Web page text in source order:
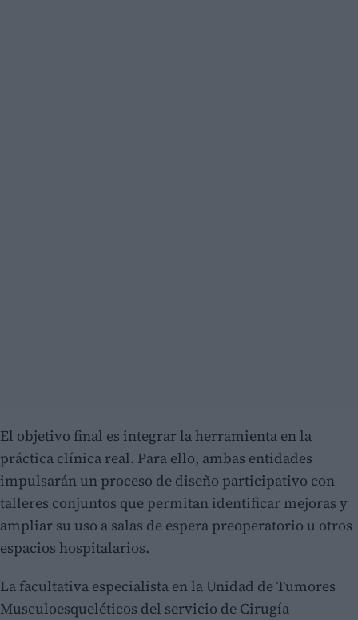
El objetivo final es integrar la herramienta en la
práctica clínica real. Para ello, ambas entidades
impulsarán un proceso de diseño participativo con
talleres conjuntos que permitan identificar mejoras y
ampliar su uso a salas de espera preoperatorio u otros
espacios hospitalarios.
La facultativa especialista en la Unidad de Tumores
Musculoesqueléticos del servicio de Cirugía